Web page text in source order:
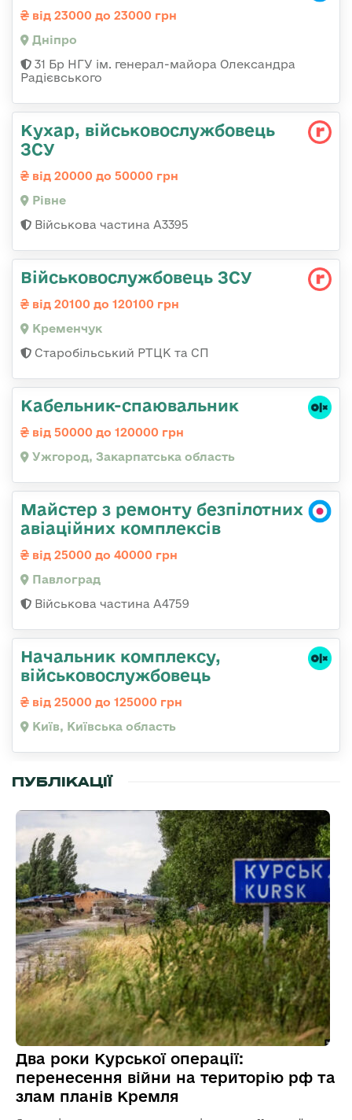
від 23000 до 23000 грн
Дніпро
31 Бр НГУ ім. генерал-майора Олександра
Радієвського
Кухар, військовослужбовець
ЗСУ
від 20000 до 50000 грн
Рівне
Військова частина А3395
Військовослужбовець ЗСУ
від 20100 до 120100 грн
Кременчук
Старобільський РТЦК та СП
Кабельник-спаювальник
від 50000 до 120000 грн
Ужгород, Закарпатська область
Майстер з ремонту безпілотних
авіаційних комплексів
від 25000 до 40000 грн
Павлоград
Військова частина А4759
Начальник комплексу,
військовослужбовець
від 25000 до 125000 грн
Київ, Київська область
ПУБЛІКАЦІЇ
Два роки Курської операції:
перенесення війни на територію рф та
злам планів Кремля